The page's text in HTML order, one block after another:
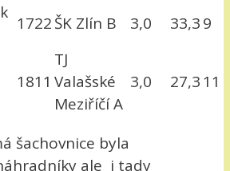
1722ŠK Zlín B 3,0 33,39
1811
TJ
Valašské
Meziříčí A
3,0 27,311
šachovnice byla
ale i tady